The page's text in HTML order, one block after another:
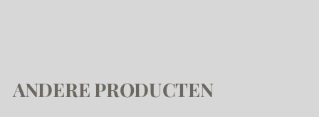
ANDERE PRODUCTEN